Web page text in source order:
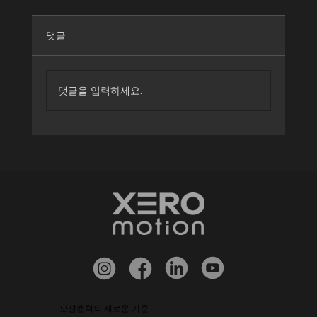
댓글
댓글을 입력하세요.
모션캡쳐의 새로운 기준